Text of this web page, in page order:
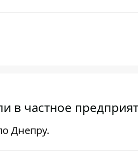
в частное
Днепру.